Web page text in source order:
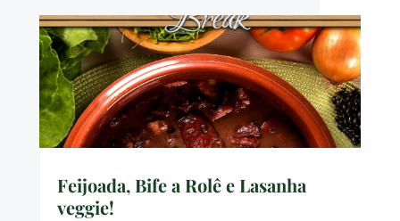
Feijoada, Bife a Rolê e Lasanha
veggie!